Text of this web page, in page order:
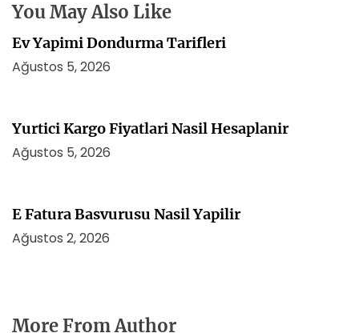
You May Also Like
Ev Yapimi Dondurma Tarifleri
Ağustos 5, 2026
Yurtici Kargo Fiyatlari Nasil Hesaplanir
Ağustos 5, 2026
E Fatura Basvurusu Nasil Yapilir
Ağustos 2, 2026
More From Author